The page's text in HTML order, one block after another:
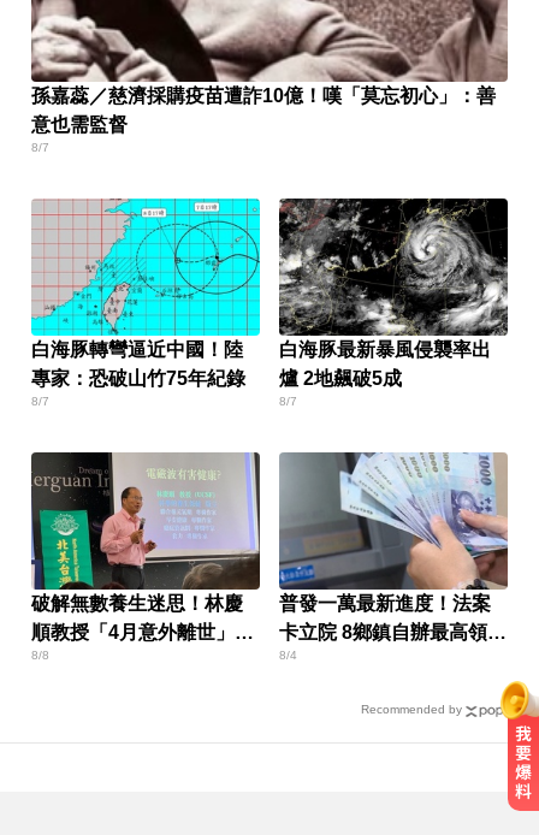
孫嘉蕊／慈濟採購疫苗遭詐10億！嘆「莫忘初心」：善
意也需監督
8/7
白海豚轉彎逼近中國！陸
專家：恐破山竹75年紀錄
8/7
白海豚最新暴風侵襲率出
爐 2地飆破5成
8/7
破解無數養生迷思！林慶
順教授「4月意外離世」女
兒悲痛證實
8/8
普發一萬最新進度！法案
卡立院 8鄉鎮自辦最高領1
萬
8/4
Recommended by